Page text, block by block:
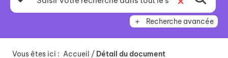
Recherche avancée
Vous êtes ici : Accueil / Détail du document